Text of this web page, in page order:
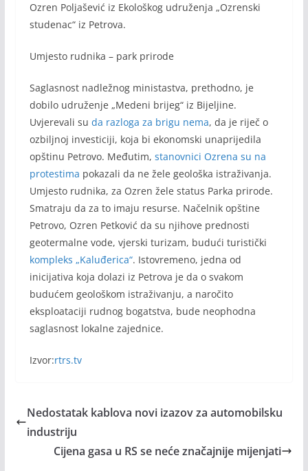
Ozren Poljašević iz Ekološkog udruženja „Ozrenski
studenac“ iz Petrova.
Umjesto rudnika – park prirode
Saglasnost nadležnog ministastva, prethodno, je
dobilo udruženje „Medeni brijeg“ iz Bijeljine.
Uvjerevali su da razloga za brigu nema, da je riječ o
ozbiljnoj investiciji, koja bi ekonomski unaprijedila
opštinu Petrovo. Međutim, stanovnici Ozrena su na
protestima pokazali da ne žele geološka istraživanja.
Umjesto rudnika, za Ozren žele status Parka prirode.
Smatraju da za to imaju resurse. Načelnik opštine
Petrovo, Ozren Petković da su njihove prednosti
geotermalne vode, vjerski turizam, budući turistički
kompleks „Kaluđerica“. Istovremeno, jedna od
inicijativa koja dolazi iz Petrova je da o svakom
budućem geološkom istraživanju, a naročito
eksploataciji rudnog bogatstva, bude neophodna
saglasnost lokalne zajednice.
Izvor:rtrs.tv
Nedostatak kablova novi izazov za automobilsku
industriju
Cijena gasa u RS se neće značajnije mijenjati